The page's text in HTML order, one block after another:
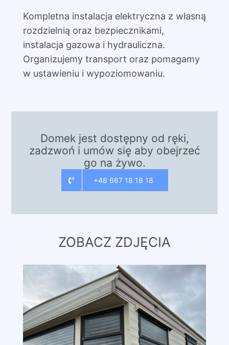
Kompletna instalacja elektryczna z własną
rozdzielnią oraz bezpiecznikami,
instalacja gazowa i hydrauliczna.
Organizujemy transport oraz pomagamy
w ustawieniu i wypoziomowaniu.
Domek jest dostępny od ręki,
zadzwoń i umów się aby obejrzeć
go na żywo.
+48 667 18 18 18
ZOBACZ ZDJĘCIA